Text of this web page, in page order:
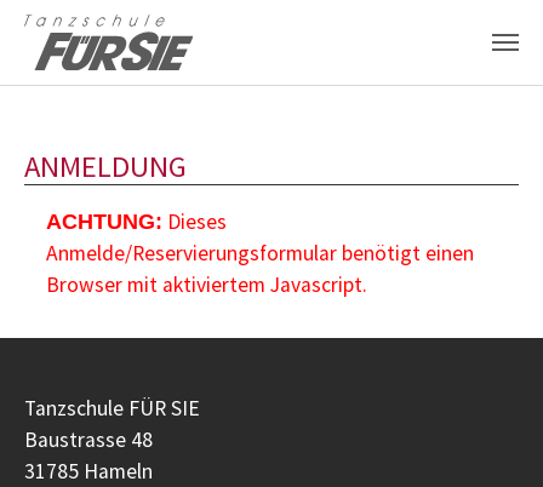
ANMELDUNG
ACHTUNG: Dieses
Anmelde/Reservierungsformular benötigt einen
Browser mit aktiviertem Javascript.
Tanzschule FÜR SIE
Baustrasse 48
31785 Hameln